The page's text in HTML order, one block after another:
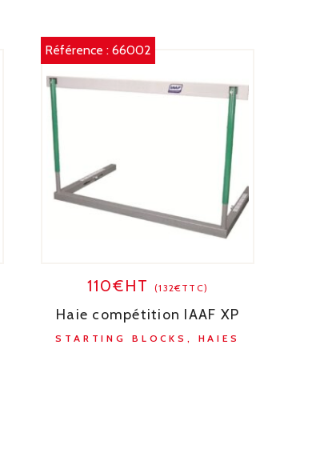
Référence :66002
110€HT(132€TTC)
Haie compétition IAAF XP
STARTING BLOCKS, HAIES